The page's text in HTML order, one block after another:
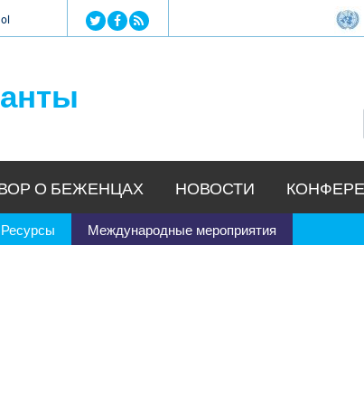
Jump to navigation
Ресурсы Международные мероприятия
О БЕЖЕНЦАХ НОВОСТИ